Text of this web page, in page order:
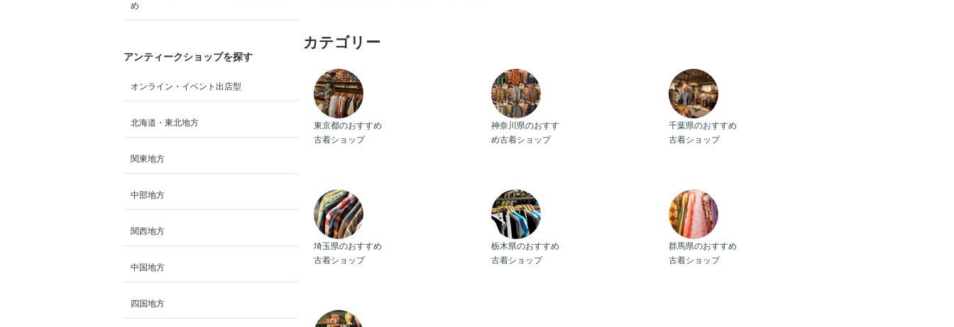
カテゴリー
東京都のおすすめ古着ショップ
東京都のおすすめ
古着ショップ
神奈川県のおすすめ古着ショップ
神奈川県のおすす
め古着ショップ
千葉県のおすすめ古着ショップ
千葉県のおすすめ
古着ショップ
埼玉県のおすすめ古着ショップ
埼玉県のおすすめ
古着ショップ
栃木県のおすすめ古着ショップ
栃木県のおすすめ
古着ショップ
群馬県のおすすめ古着ショップ
群馬県のおすすめ
古着ショップ
め
アンティークショップを探す
オンライン・イベント出店型
北海道・東北地方
関東地方
中部地方
関西地方
中国地方
四国地方